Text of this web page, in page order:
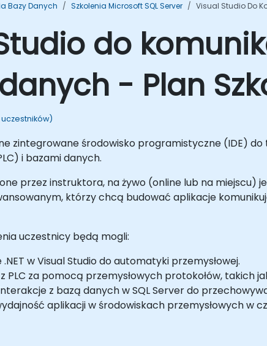
Bazy Danych Szkolenia Microsoft SQL Server Visual Studio Do
do
- Plan
zintegrowane środowisko programistyczne (IDE)
i bazami danych.
przez instruktora, na żywo (online lub na
którzy chcą budować aplikacje
uczestnicy będą mogli:
w Visual Studio do automatyki przemysłowej.
PLC za pomocą przemysłowych protokołów, takich
z bazą danych w SQL Server do
aplikacji w środowiskach przemysłowych w